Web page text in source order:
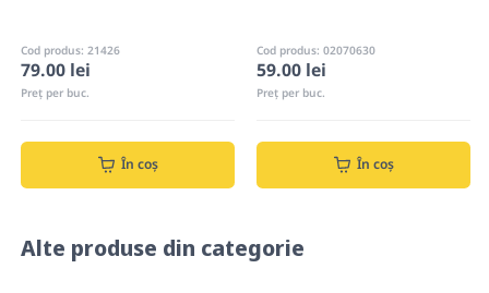
Cod produs: 21426
79.00 lei
Preț per buc.
În coș
Cod produs: 02070630
59.00 lei
Preț per buc.
În coș
Alte produse din categorie